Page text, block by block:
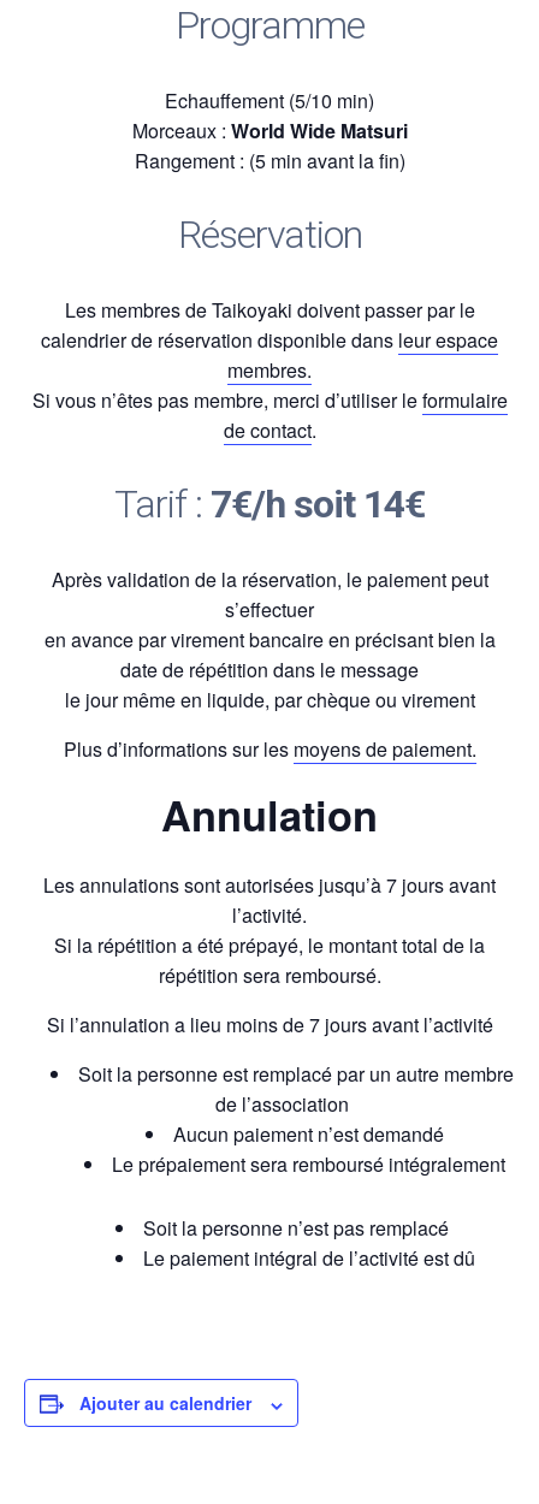
Programme
Echauffement (5/10 min)
Morceaux : World Wide Matsuri
Rangement : (5 min avant la fin)
Réservation
Les membres de Taikoyaki doivent passer par le
calendrier de réservation disponible dans leur espace
membres.
Si vous n’êtes pas membre, merci d’utiliser leformulaire
de contact.
Tarif : 7€/h soit 14€
Après validation de la réservation, le paiement peut
s’effectuer
en avance par virement bancaire en précisant bien la
date de répétition dans le message
le jour même en liquide, par chèque ou virement
Plus d’informations sur les moyens de paiement.
Annulation
Les annulations sont autorisées jusqu’à 7 jours avant
l’activité.
Si la répétition a été prépayé, le montant total de la
répétition sera remboursé.
Si l’annulation a lieu moins de 7 jours avant l’activité
Soit la personne est remplacé par un autre membre
de l’association
Aucun paiement n’est demandé
Le prépaiement sera remboursé intégralement
Soit la personne n’est pas remplacé
Le paiement intégral de l’activité est dû
Ajouter au calendrier